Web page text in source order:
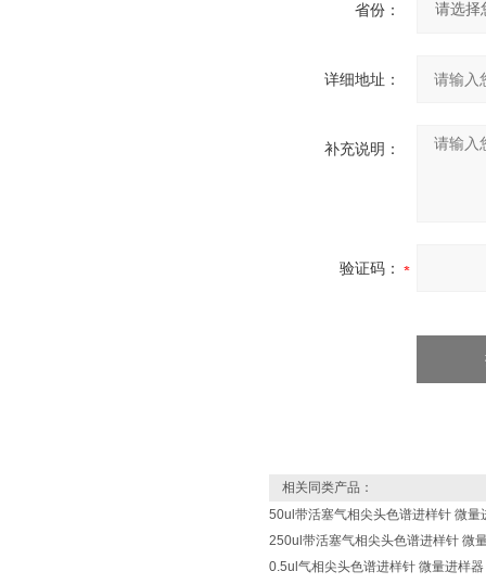
省份：
详细地址：
补充说明：
验证码：
相关同类产品：
50ul带活塞气相尖头色谱进样针 微量
250ul带活塞气相尖头色谱进样针 微
0.5ul气相尖头色谱进样针 微量进样器